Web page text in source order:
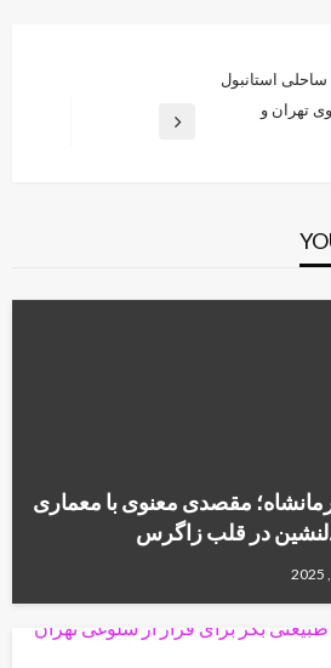
استانبول
تهران و
مقصدی معنوی با معماری
در قلب زاگرس